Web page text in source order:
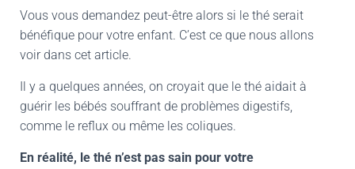
Vous vous demandez peut-être alors si le thé serait
bénéfique pour votre enfant. C’est ce que nous allons
voir dans cet article.
Il y a quelques années, on croyait que le thé aidait à
guérir les bébés souffrant de problèmes digestifs,
comme le reflux ou même les coliques.
En réalité, le thé n’est pas sain pour votre